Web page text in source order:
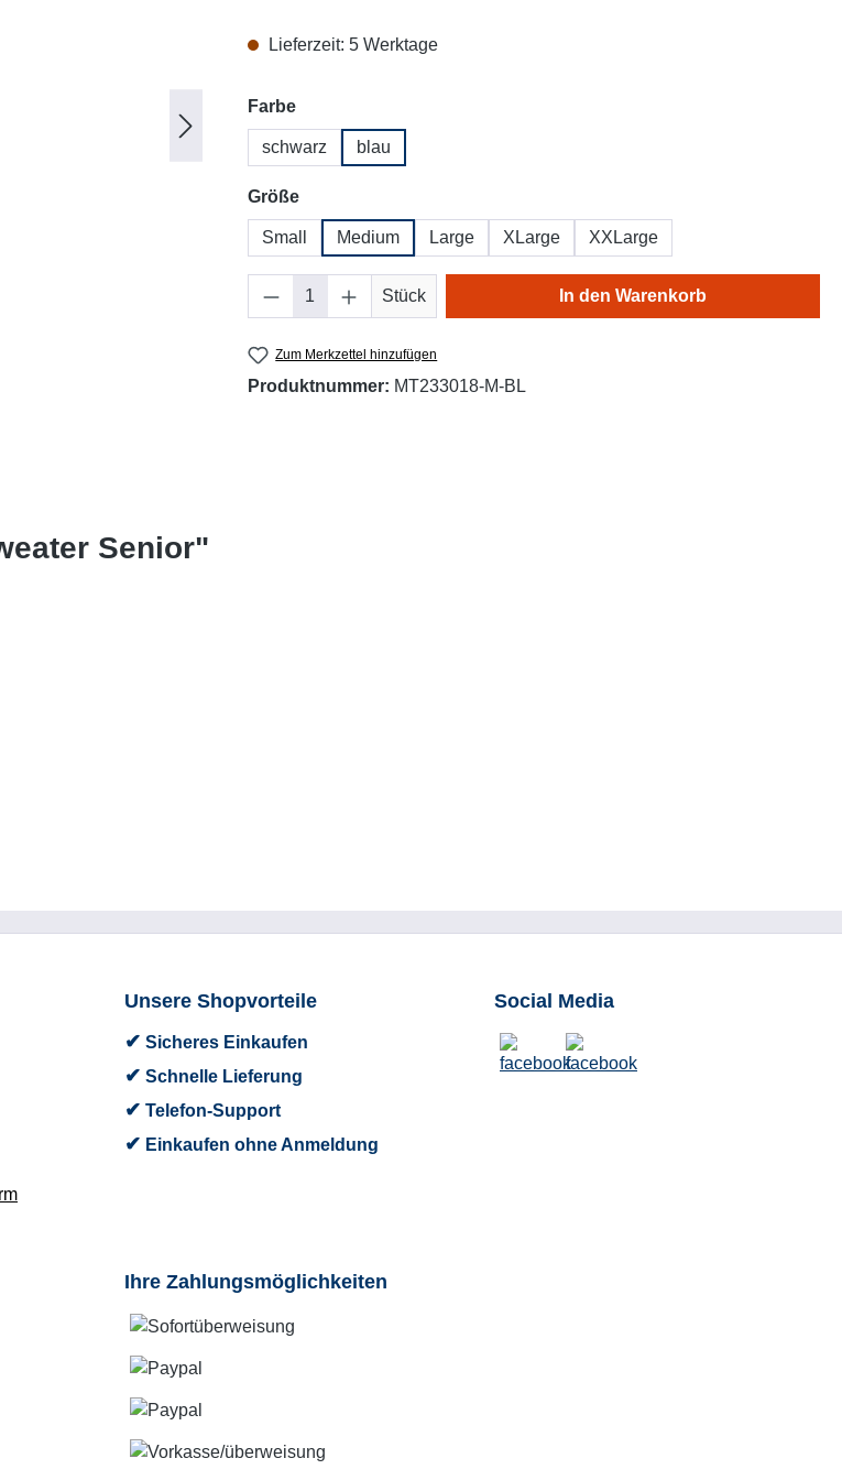
Lieferzeit: 5 Werktage
Farbeauswählen
schwarz blau
Größeauswählen
Small Medium Large XLarge XXLarge
Produkt Anzahl: Gib den gewünschten Wert ein
Stück In den Warenkorb
Zum Merkzettel hinzufügen
Produktnummer: MT233018-M-BL
Senior"
Unsere Shopvorteile
✔ Sicheres Einkaufen
✔ Schnelle Lieferung
✔ Telefon-Support
✔ Einkaufen ohne Anmeldung
Ihre Zahlungsmöglichkeiten
Social Media